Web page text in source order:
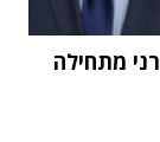
מתחילה